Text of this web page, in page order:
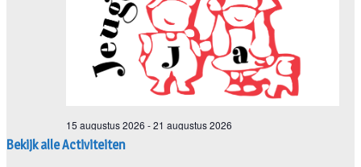
Bekijk alle Activiteiten